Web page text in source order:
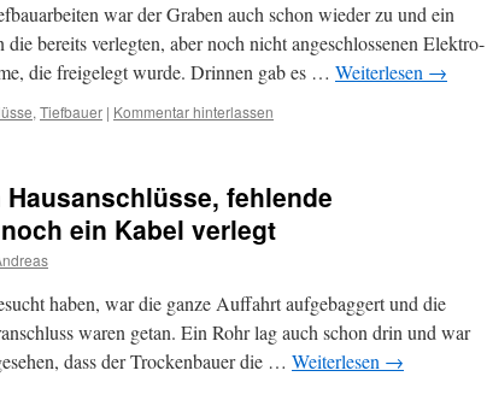
war der Graben auch schon wieder zu und ein
bereits verlegten, aber noch nicht angeschlossenen Elektro-
die freigelegt wurde. Drinnen gab es … Weiterlesen →
, Tiefbauer | Kommentar hinterlassen
fehlende
ein Kabel verlegt
haben, war die ganze Auffahrt aufgebaggert und die
waren getan. Ein Rohr lag auch schon drin und war
dass der Trockenbauer die … Weiterlesen →